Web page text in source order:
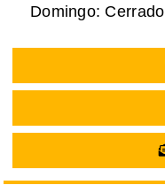
Domingo: Cerrado